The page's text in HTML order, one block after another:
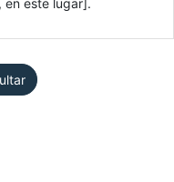
en este lugar].